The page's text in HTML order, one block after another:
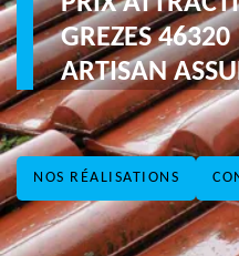
NOS RÉALISATIONS
GREZES 46320
ARTISAN